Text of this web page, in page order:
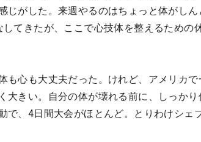
じがした。来週やるのはちょっと体がしん
てきたが、ここで心技体を整えるための
も心も大丈夫だった。けれど、アメリカ
大きい。自分の体が壊れる前に、しっかり
で、4日間大会がほとんど。とりわけシェ